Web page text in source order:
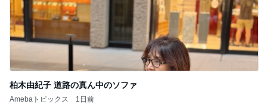
柏木由紀子 道路の真ん中のソファ
Amebaトピックス 1日前